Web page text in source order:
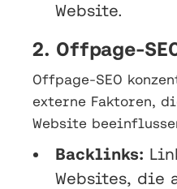
Website.
2. Offpage-
Offpage-SEO
externe Faktoren,
Website
Backlinks:
Websites, die